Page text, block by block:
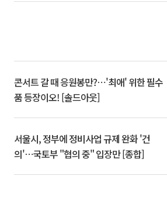
콘서트 갈 때 응원봉만?⋯'최애' 위한 필수
품 등장이오! [솔드아웃]
서울시, 정부에 정비사업 규제 완화 '건
의'⋯국토부 "협의 중" 입장만 [종합]